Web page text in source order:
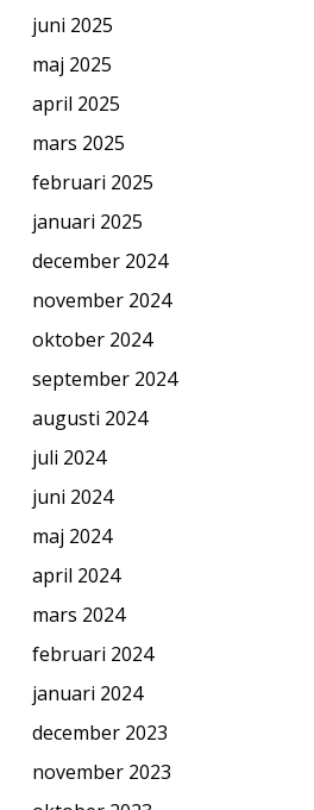
juni 2025
maj 2025
april 2025
mars 2025
februari 2025
januari 2025
december 2024
november 2024
oktober 2024
september 2024
augusti 2024
juli 2024
juni 2024
maj 2024
april 2024
mars 2024
februari 2024
januari 2024
december 2023
november 2023